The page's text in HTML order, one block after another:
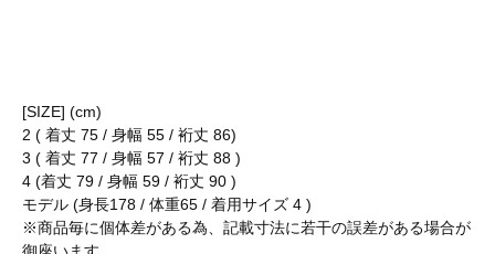
[SIZE] (cm)
2 ( 着丈 75 / 身幅 55 / 裄丈 86)
3 ( 着丈 77 / 身幅 57 / 裄丈 88 )
4 (着丈 79 / 身幅 59 / 裄丈 90 )
モデル (身長178 / 体重65 / 着用サイズ 4 )
※商品毎に個体差がある為、記載寸法に若干の誤差がある場合が